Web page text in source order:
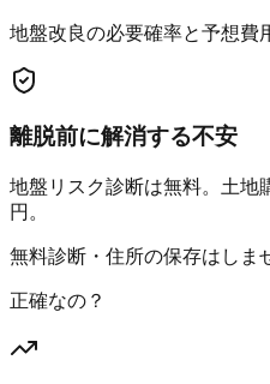
地盤改良の必要確率と予想費
離脱前に解消する不安
地盤リスク診断は無料。土地
円。
無料診断・住所の保存はしま
正確なの？